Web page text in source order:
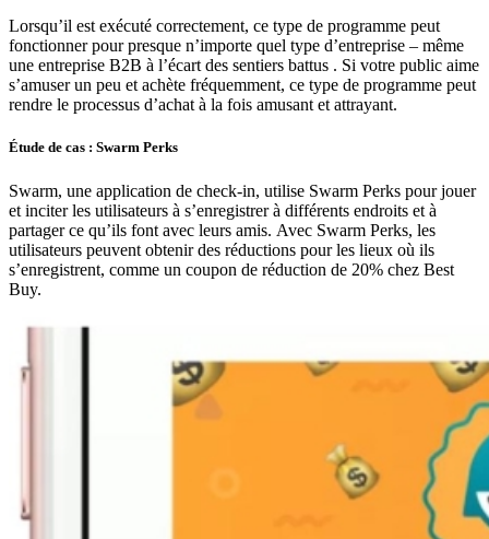
Lorsqu’il est exécuté correctement, ce type de programme peut
fonctionner pour presque n’importe quel type d’entreprise – même
une entreprise B2B à l’écart des sentiers battus . Si votre public aime
s’amuser un peu et achète fréquemment, ce type de programme peut
rendre le processus d’achat à la fois amusant et attrayant.
Étude de cas : Swarm Perks
Swarm, une application de check-in, utilise Swarm Perks pour jouer
et inciter les utilisateurs à s’enregistrer à différents endroits et à
partager ce qu’ils font avec leurs amis. Avec Swarm Perks, les
utilisateurs peuvent obtenir des réductions pour les lieux où ils
s’enregistrent, comme un coupon de réduction de 20% chez Best
Buy.